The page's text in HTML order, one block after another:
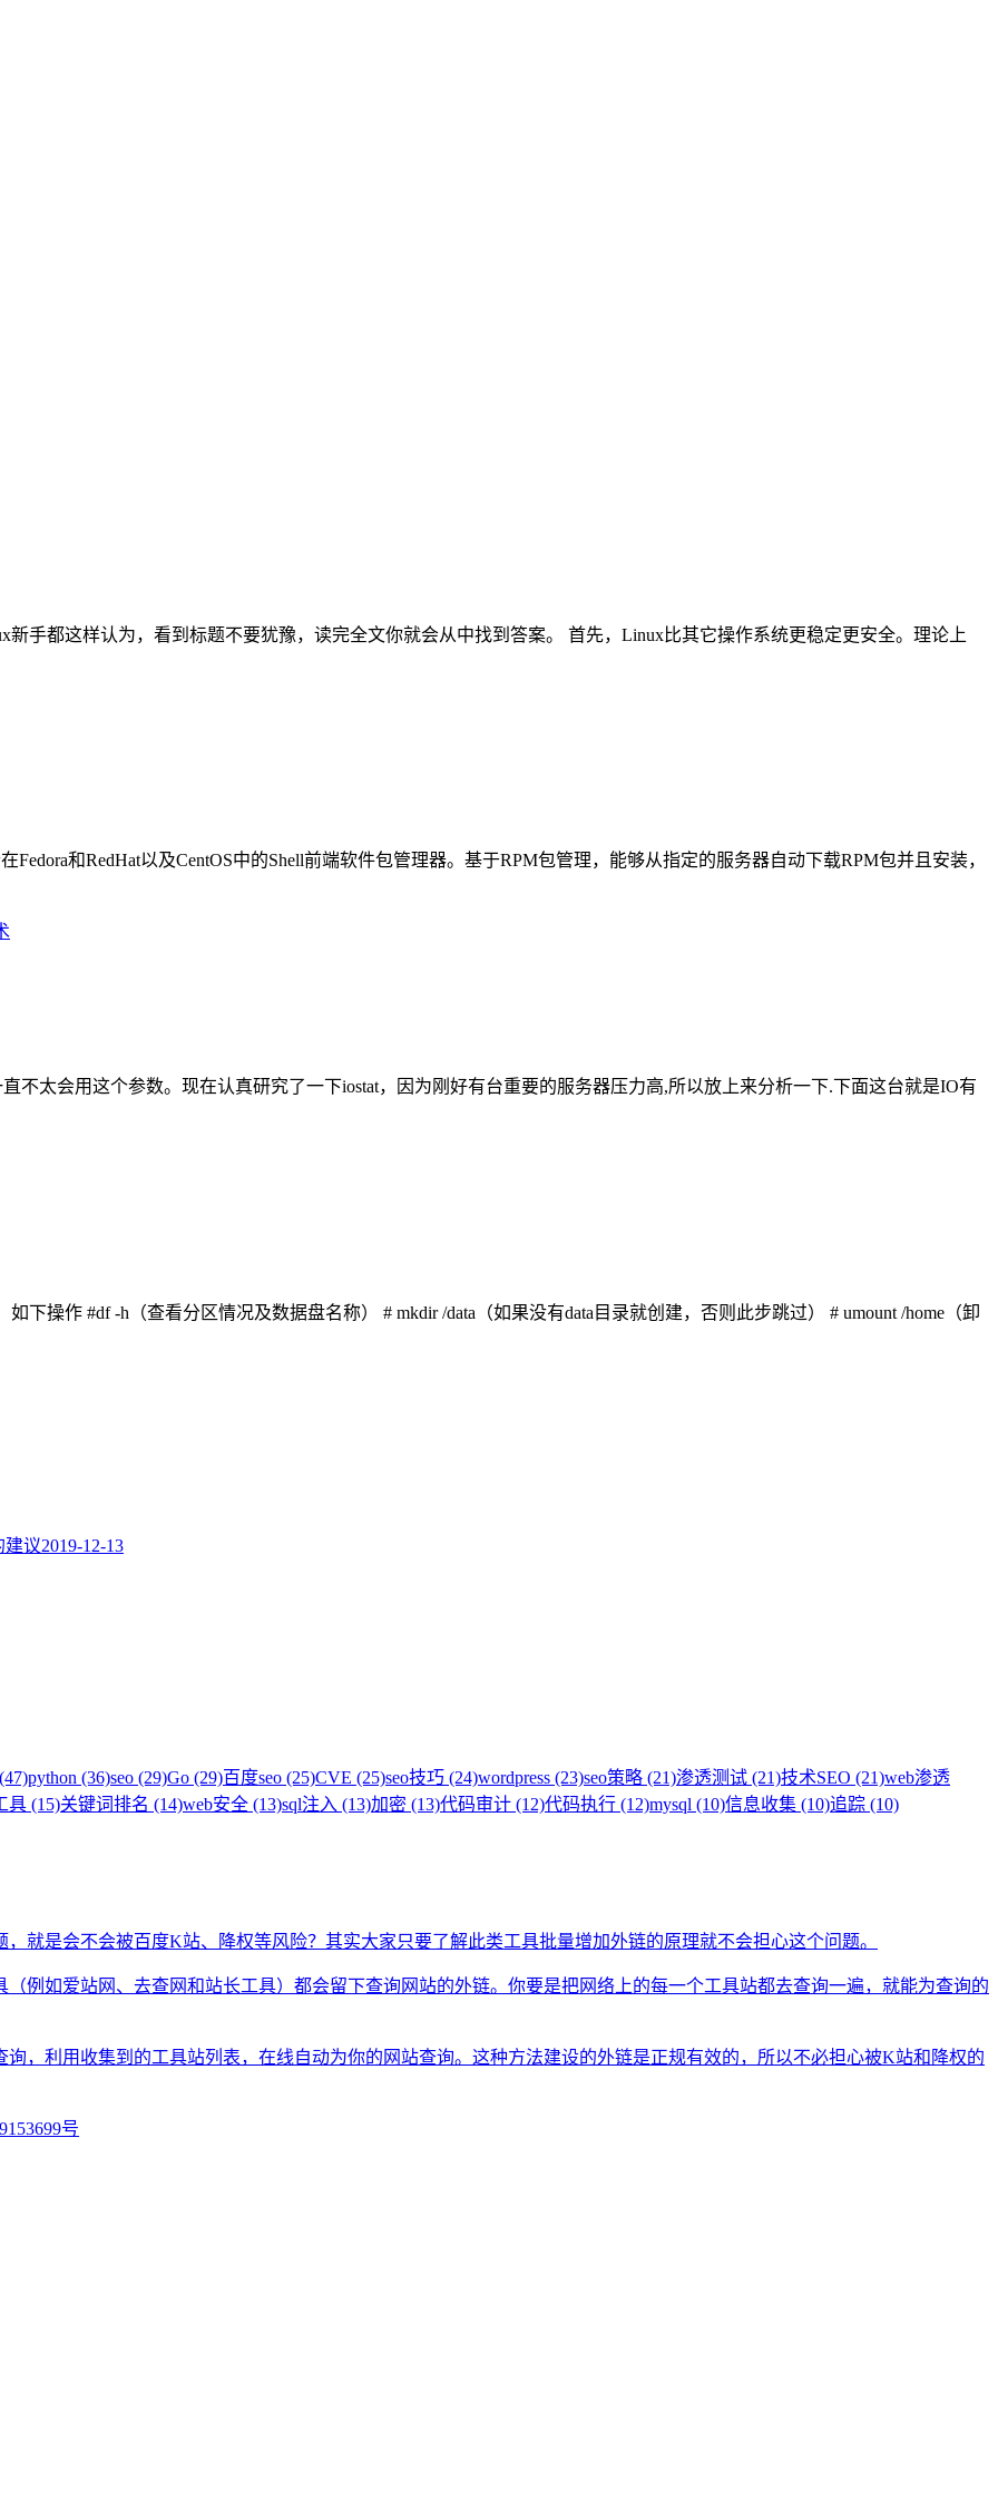
手都这样认为，看到标题不要犹豫，读完全文你就会从中找到答案。 首先，Linux比其它操作系统更稳定更安全。理论上
Fedora和RedHat以及CentOS中的Shell前端软件包管理器。基于RPM包管理，能够从指定的服务器自动下载RPM包并且安装，
直不太会用这个参数。现在认真研究了一下iostat，因为刚好有台重要的服务器压力高,所以放上来分析一下.下面这台就是IO有
作 #df -h（查看分区情况及数据盘名称） # mkdir /data（如果没有data目录就创建，否则此步跳过） # umount /home（卸
建议2019-12-13
python (36)seo (29)Go (29)百度seo (25)CVE (25)seo技巧 (24)wordpress (23)seo策略 (21)渗透测试 (21)技术SEO (21)web渗透
具 (15)关键词排名 (14)web安全 (13)sql注入 (13)加密 (13)代码审计 (12)代码执行 (12)mysql (10)信息收集 (10)追踪 (10)
就是会不会被百度K站、降权等风险？其实大家只要了解此类工具批量增加外链的原理就不会担心这个问题。
例如爱站网、去查网和站长工具）都会留下查询网站的外链。你要是把网络上的每一个工具站都去查询一遍，就能为查询的
，利用收集到的工具站列表，在线自动为你的网站查询。这种方法建设的外链是正规有效的，所以不必担心被K站和降权的
号